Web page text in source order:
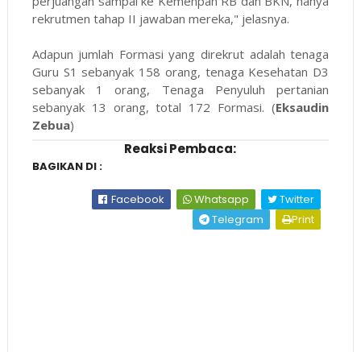
rekrutmen tahap II jawaban mereka," jelasnya.
Adapun jumlah Formasi yang direkrut adalah tenaga
Guru S1 sebanyak 158 orang, tenaga Kesehatan D3
sebanyak 1 orang, Tenaga Penyuluh pertanian
sebanyak 13 orang, total 172 Formasi. (Eksaudin
Zebua)
Reaksi Pembaca:
BAGIKAN DI :
Facebook Whatsapp
Twitter
Telegram
Print